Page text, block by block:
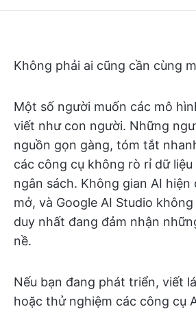
Không phải ai cũng cần cùng
Một số người muốn các mô
viết như con người. Những
nguồn gọn gàng, tóm tắt
các công cụ không rò rỉ dữ
ngân sách. Không gian AI
mở, và Google AI Studio
duy nhất đang đảm nhận
nề.
Nếu bạn đang phát triển, viết
hoặc thử nghiệm các công cụ